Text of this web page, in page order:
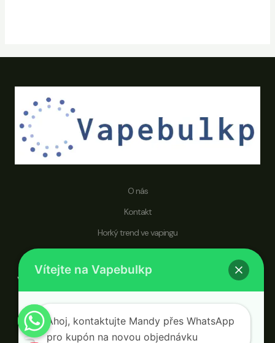
O nás
Kontakt
Horký trend ve vapingu
vapebulkp.com se specializuje na jednorázové vapovací pera a věnuje
se celosvětovému publiku, které hledá velkoobchodníka
upřednostňujícího zdravější životní styl a lepší zážitek z vapování.
Vítejte na Vapebulkp
Ahoj, kontaktujte Mandy přes WhatsApp
pro kupón na novou objednávku